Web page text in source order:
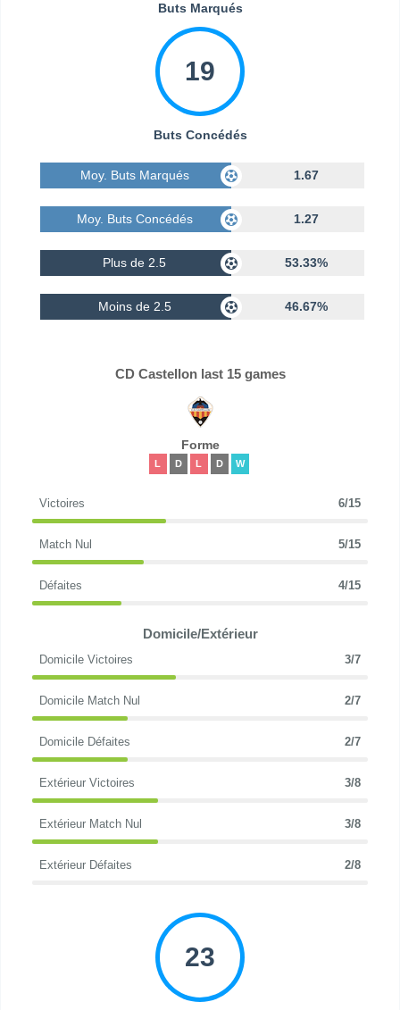
Buts Marqués
19
Buts Concédés
Moy. Buts Marqués 1.67
Moy. Buts Concédés 1.27
Plus de 2.5 53.33%
Moins de 2.5 46.67%
CD Castellon last 15 games
Forme
L D L D W
Victoires 6/15
Match Nul 5/15
Défaites 4/15
Domicile/Extérieur
Domicile Victoires 3/7
Domicile Match Nul 2/7
Domicile Défaites 2/7
Extérieur Victoires 3/8
Extérieur Match Nul 3/8
Extérieur Défaites 2/8
23